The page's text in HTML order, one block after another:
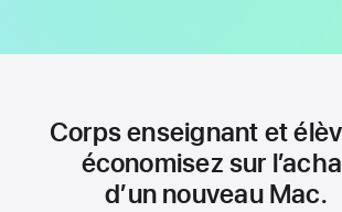
Corps enseignant et
économisez sur
d’un nouveau Mac.